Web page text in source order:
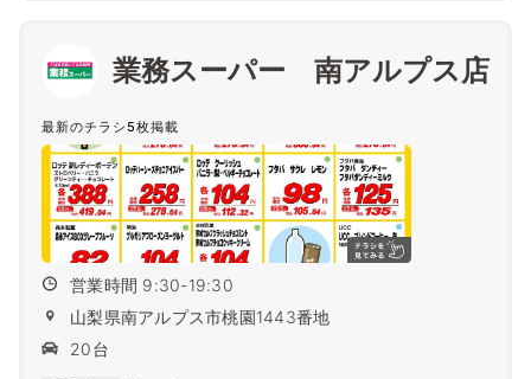
業務スーパー 南アルプス店
最新のチラシ5枚掲載
営業時間 9:30-19:30
山梨県南アルプス市桃園1443番地
20台